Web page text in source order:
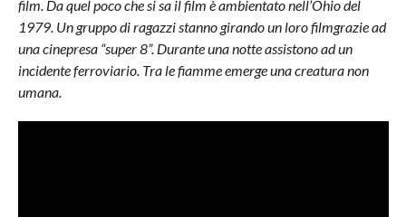
film. Da quel poco che si sa il film è ambientato nell’Ohio del
1979. Un gruppo di ragazzi stanno girando un loro filmgrazie ad
una cinepresa “super 8”. Durante una notte assistono ad un
incidente ferroviario. Tra le fiamme emerge una creatura non
umana.